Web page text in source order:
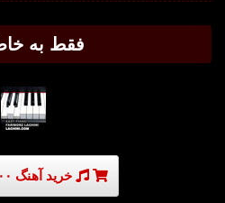
فقط به
خرید آهنگ ۱۵۰۰۰ تومان